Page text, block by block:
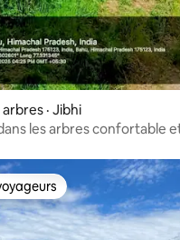
· Jibhi
les arbres confortable